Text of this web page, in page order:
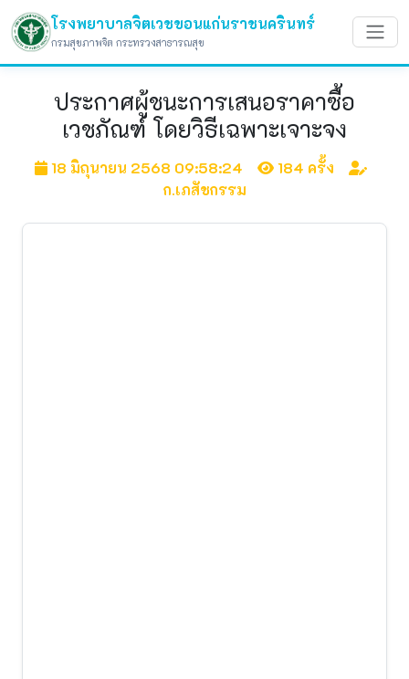
โรงพยาบาลจิตเวชขอนแก่นราชนครินทร์
กรมสุขภาพจิต กระทรวงสาธารณสุข
ประกาศผู้ชนะการเสนอราคาซื้อ
เวชภัณฑ์ โดยวิธีเฉพาะเจาะจง
18 มิถุนายน 2568 09:58:24
184 ครั้ง
ก.เภสัชกรรม